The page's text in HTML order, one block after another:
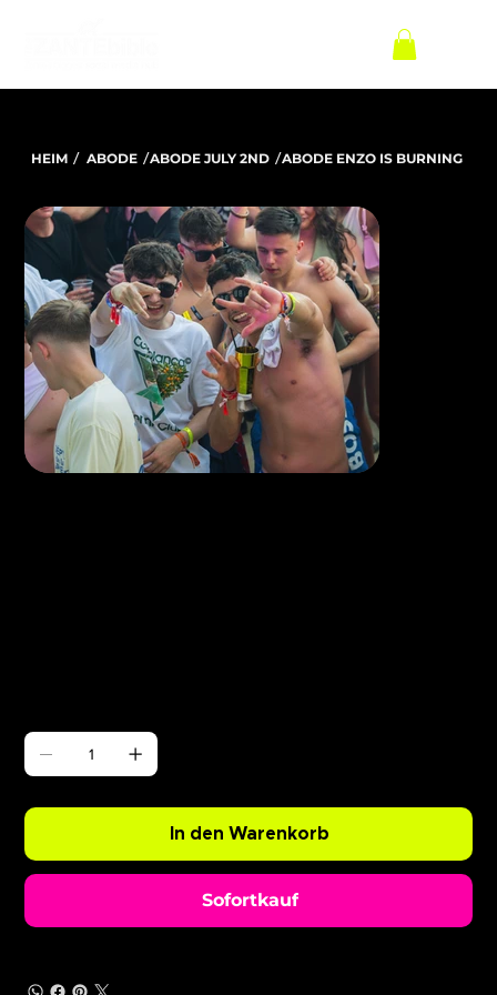
HEIM / ABODE /ABODE JULY 2ND /ABODE ENZO IS BURNING
In den Warenkorb
Sofortkauf